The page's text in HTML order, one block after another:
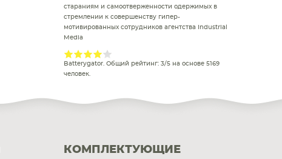
стараниям и самоотверженности одержимых в
стремлении к совершенству гипер-
мотивированных сотрудников агентства Industrial
Media
Batterygator. Общий рейтинг: 3/5 на основе 5169
человек.
КОМПЛЕКТУЮЩИЕ